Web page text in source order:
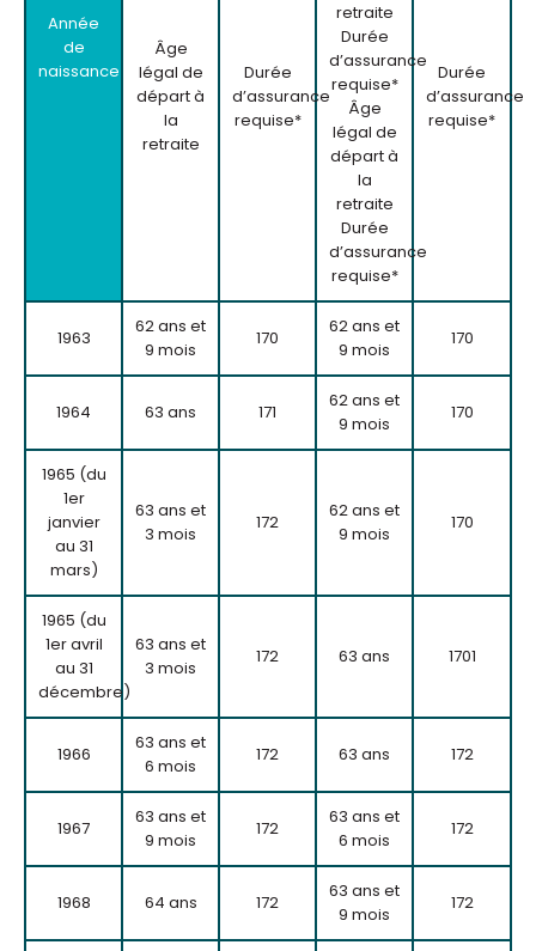
Année
de
naissance
Âge
légal de
départ à
la
retraite
Durée
d’assurance
requise*
retraite
Durée
d’assurance
requise*
Âge
légal de
départ à
la
retraite
Durée
d’assurance
requise*
Durée
d’assurance
requise*
1963
62 ans et
9 mois
170
62 ans et
9 mois
170
1964 63 ans 171
62 ans et
9 mois
170
1965 (du
1er
janvier
au 31
mars)
63 ans et
3 mois
172
62 ans et
9 mois
170
1965 (du
1er avril
au 31
décembre)
63 ans et
3 mois
172 63 ans 1701
1966
63 ans et
6 mois
172 63 ans 172
1967
63 ans et
9 mois
172
63 ans et
6 mois
172
1968 64 ans 172
63 ans et
9 mois
172